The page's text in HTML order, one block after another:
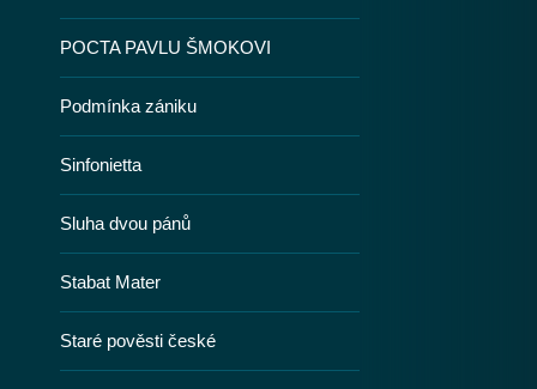
POCTA PAVLU ŠMOKOVI
Podmínka zániku
Sinfonietta
Sluha dvou pánů
Stabat Mater
Staré pověsti české